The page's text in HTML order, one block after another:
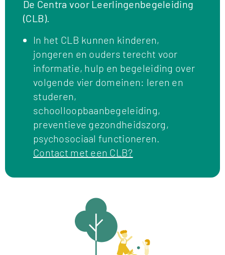
De Centra voor Leerlingenbegeleiding
(CLB).
In het CLB kunnen kinderen,
jongeren en ouders terecht voor
informatie, hulp en begeleiding over
volgende vier domeinen: leren en
studeren,
schoolloopbaanbegeleiding,
preventieve gezondheidszorg,
psychosociaal functioneren.
Contact met een CLB?